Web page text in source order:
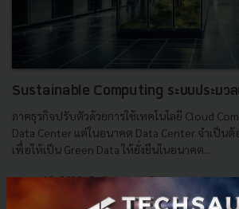
Sustainable Computing ระบบประมว
ภาคธุรกิจปรับตัวด้วยการใช้เทคโนโลยี Cloud
Data Center แต่ในอนาคต Data Center จำเป็นต้
เพื่อให้เป็น Green Data ให้ยั่งยืนในอนาคต...
ตุลาคม 19, 2023| ByTechsauce Team